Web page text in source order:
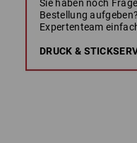
Sie haben noch
Bestellung
Expertenteam
DRUCK &